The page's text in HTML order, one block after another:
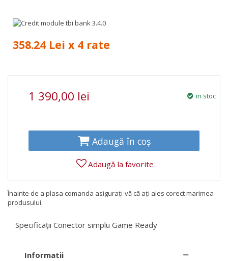
358.24 Lei x 4 rate
1 390,00 lei in stoc
Adaugă în coș
Adaugă la favorite
Înainte de a plasa comanda asigurați-vă că ați ales corect marimea
produsului.
Specificații Conector simplu Game Ready
Informatii